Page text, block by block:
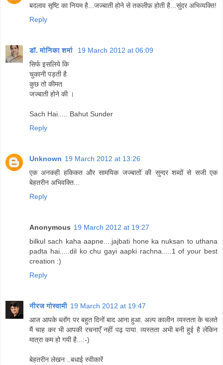
बदलाव सृष्टि का नियम है...जज्बाती होने से तकलीफ़ होती है...सुंदर अभिव्यक्ति!
Reply
डॉ. मोनिका शर्मा
19 March 2012 at 06:09
सिर्फ इसलिये कि
चुकानी पड़ती है
कुछ तो कीमत
जज्बाती होने की ।
Sach Hai..... Bahut Sunder
Reply
Unknown 19 March 2012 at 13:26
एक अनकही हकिकत और सामयिक जज्बातों की सुन्दर शब्दों से सजी एक
बेहतरीन अभिवक्ति...
Reply
Anonymous 19 March 2012 at 19:27
bilkul sach kaha aapne....jajbati hone ka nuksan to uthana
padta hai.....dil ko chu gayi aapki rachna.....1 of your best
creation :)
Reply
नीरज गोस्वामी 19 March 2012 at 19:47
आज आपके ब्लॉग पर बहुत दिनों बाद आना हुआ. अल्प कालीन व्यस्तता के चलते
मैं चाह कर भी आपकी रचनाएँ नहीं पढ़ पाया. व्यस्तता अभी बनी हुई है लेकिन
मात्रा कम हो गयी है...:-)
बेहतरीन लेखन ..बधाई स्वीकारें